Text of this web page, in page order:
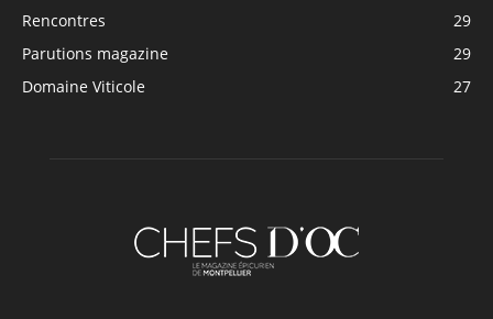
Rencontres
29
Parutions magazine
29
Domaine Viticole
27